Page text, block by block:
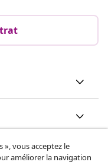
», vous acceptez le
améliorer la navigation